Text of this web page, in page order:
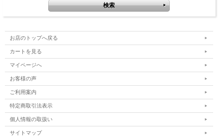
お店のトップへ戻る
カートを見る
マイページへ
お客様の声
ご利用案内
特定商取引法表示
個人情報の取扱い
サイトマップ